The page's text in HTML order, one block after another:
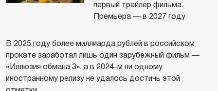
первый трейлер фильма.
Премьера — в 2027 году
В 2025 году более миллиарда рублей в российском
прокате заработал лишь один зарубежный фильм —
«Иллюзия обмана 3», а в 2024-м ни одному
иностранному релизу не удалось достичь этой